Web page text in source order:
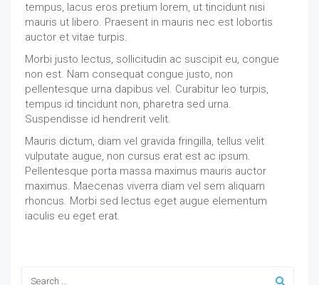
tempus, lacus eros pretium lorem, ut tincidunt nisi
mauris ut libero. Praesent in mauris nec est lobortis
auctor et vitae turpis.
Morbi justo lectus, sollicitudin ac suscipit eu, congue
non est. Nam consequat congue justo, non
pellentesque urna dapibus vel. Curabitur leo turpis,
tempus id tincidunt non, pharetra sed urna.
Suspendisse id hendrerit velit.
Mauris dictum, diam vel gravida fringilla, tellus velit
vulputate augue, non cursus erat est ac ipsum.
Pellentesque porta massa maximus mauris auctor
maximus. Maecenas viverra diam vel sem aliquam
rhoncus. Morbi sed lectus eget augue elementum
iaculis eu eget erat.